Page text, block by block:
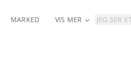
MARKED VIS MER